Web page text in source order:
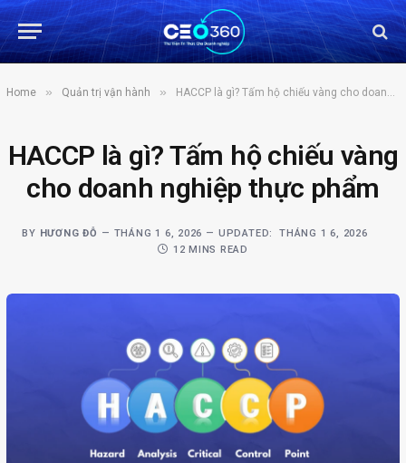
Home » Quản trị vận hành » HACCP là gì? Tấm hộ chiếu vàng cho doanh nghiệp thực phẩm
HACCP là gì? Tấm hộ chiếu vàng
cho doanh nghiệp thực phẩm
BY HƯƠNG ĐỖ THÁNG 1 6, 2026 UPDATED:
THÁNG 1 6, 2026
12 MINS READ